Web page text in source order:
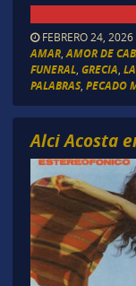
FEBRERO 24, 2026
AMAR,AMOR DE
FUNERAL, GRECIA,
PALABRAS, PECADO
Alci Acosta